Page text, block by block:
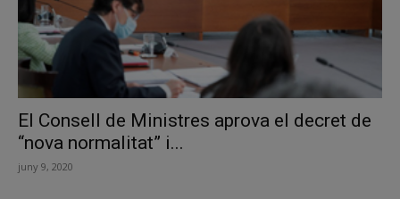
El Consell de Ministres aprova el decret de
“nova normalitat” i...
juny 9, 2020